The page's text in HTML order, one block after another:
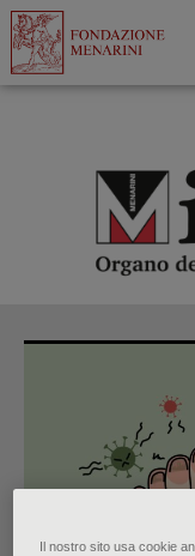
Il nostro sito usa cookie